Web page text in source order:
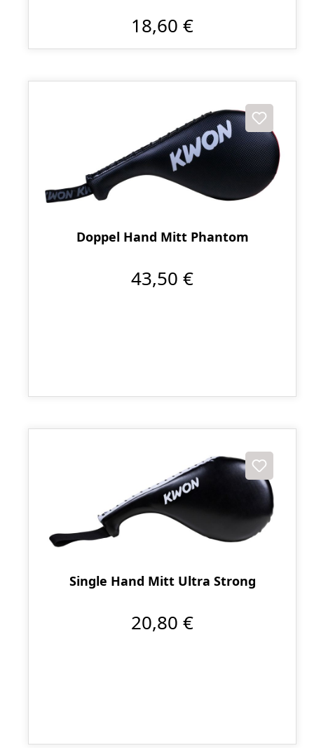
18,60 €
Doppel Hand Mitt Phantom
43,50 €
Single Hand Mitt Ultra Strong
20,80 €